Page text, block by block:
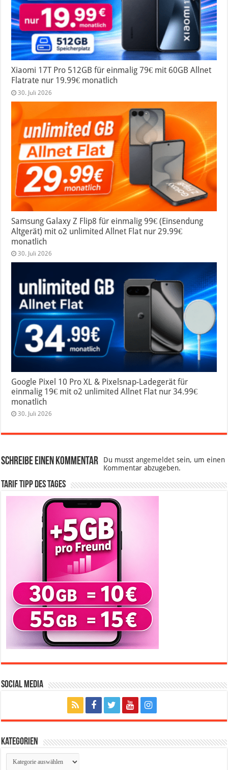
Xiaomi 17T Pro 512GB für einmalig 79€ mit 60GB Allnet
Flatrate nur 19.99€ monatlich
30. Juli 2026
Samsung Galaxy Z Flip8 für einmalig 99€ (Einsendung
Altgerät) mit o2 unlimited Allnet Flat nur 29.99€
monatlich
30. Juli 2026
Google Pixel 10 Pro XL & Pixelsnap-Ladegerät für
einmalig 19€ mit o2 unlimited Allnet Flat nur 34.99€
monatlich
30. Juli 2026
Schreibe einen Kommentar Du musstangemeldet sein, um einen
Kommentar abzugeben.
Tarif Tipp des Tages
Social Media
Kategorien
Kategorien